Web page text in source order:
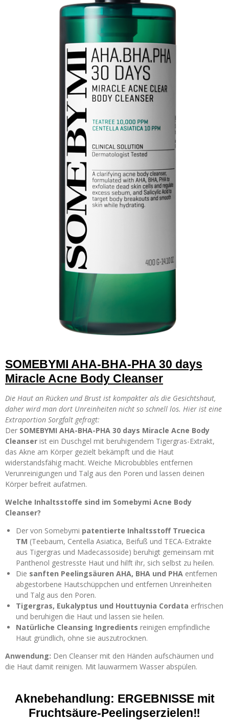
SOMEBYMI AHA-BHA-PHA 30 days
Miracle Acne Body Cleanser
Die Haut an Rücken und Brust ist kompakter als die Gesichtshaut,
daher wird man dort Unreinheiten nicht so schnell los. Hier ist eine
Extraportion Sorgfalt gefragt:
Der SOMEBYMI AHA-BHA-PHA 30 days Miracle Acne Body
Cleanser ist ein Duschgel mit beruhigendem Tigergras-Extrakt,
das Akne am Körper gezielt bekämpft und die Haut
widerstandsfähig macht. Weiche Microbubbles entfernen
Verunreinigungen und Talg aus den Poren und lassen deinen
Körper befreit aufatmen.
Welche Inhaltsstoffe sind im Somebymi Acne Body
Cleanser?
Der von Somebymi patentierte Inhaltsstoff Truecica
TM (Teebaum, Centella Asiatica, Beifuß und TECA-Extrakte
aus Tigergras und Madecassoside) beruhigt gemeinsam mit
Panthenol gestresste Haut und hilft ihr, sich selbst zu heilen.
Die sanften Peelingsäuren AHA, BHA und PHA entfernen
abgestorbene Hautschüppchen und entfernen Unreinheiten
und Talg aus den Poren.
Tigergras, Eukalyptus und Houttuynia Cordata erfrischen
und beruhigen die Haut und lassen sie heilen.
Natürliche Cleansing Ingredients reinigen empfindliche
Haut gründlich, ohne sie auszutrocknen.
Anwendung: Den Cleanser mit den Händen aufschäumen und
die Haut damit reinigen. Mit lauwarmem Wasser abspülen.
Aknebehandlung: ERGEBNISSE mit
Fruchtsäure-Peelingserzielen‼️